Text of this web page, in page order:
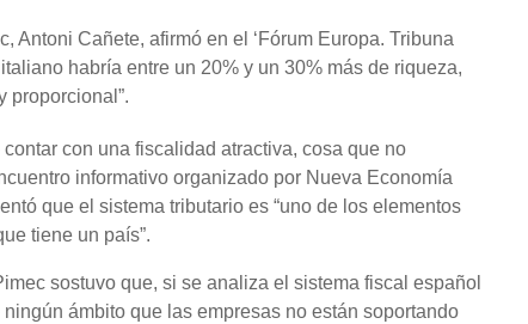
Antoni Cañete, afirmó en el ‘Fórum Europa. Tribuna
habría entre un 20% y un 30% más de riqueza,
proporcional”.
con una fiscalidad atractiva, cosa que no
informativo organizado por Nueva Economía
que el sistema tributario es “uno de los elementos
tiene un país”.
sostuvo que, si se analiza el sistema fiscal español
ámbito que las empresas no están soportando